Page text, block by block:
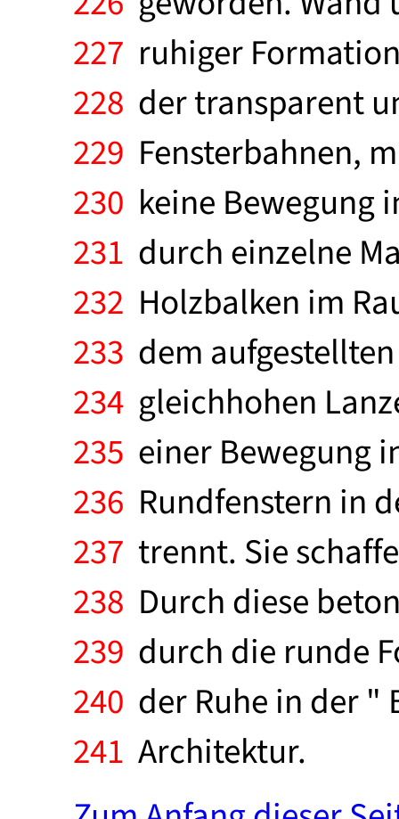
227 ruhiger
228 der transparent
229 Fensterbahnen,
230 keine Bewegung
231 durch einzelne
232 Holzbalken im
233 dem
234 gleichhohen
235 einer Bewegung
236 Rundfenstern in
237 trennt. Sie
238 Durch diese
239 durch die runde
240 der Ruhe in der "
241 Architektur.